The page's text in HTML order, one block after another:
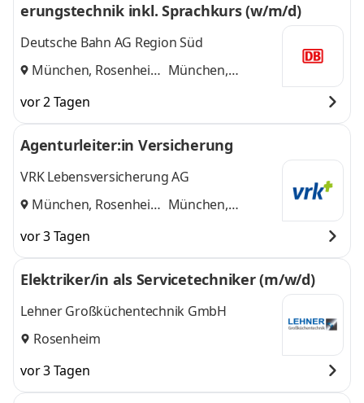
erungstechnik inkl. Sprachkurs (w/m/d)
Deutsche Bahn AG Region Süd
München, Rosenheim München,
vor 2 Tagen
Agenturleiter:in Versicherung
VRK Lebensversicherung AG
München, Rosenheim München,
vor 3 Tagen
Elektriker/in als Servicetechniker (m/w/d)
Lehner Großküchentechnik GmbH
Rosenheim
vor 3 Tagen